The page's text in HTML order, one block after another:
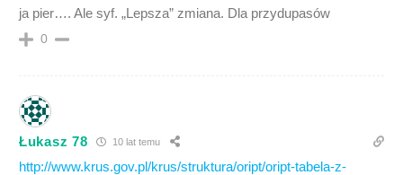
ja pier…. Ale syf. „Lepsza” zmiana. Dla przydupasów
0
Łukasz 78 10 lat temu
http://www.krus.gov.pl/krus/struktura/oript/oript-tabela-z-